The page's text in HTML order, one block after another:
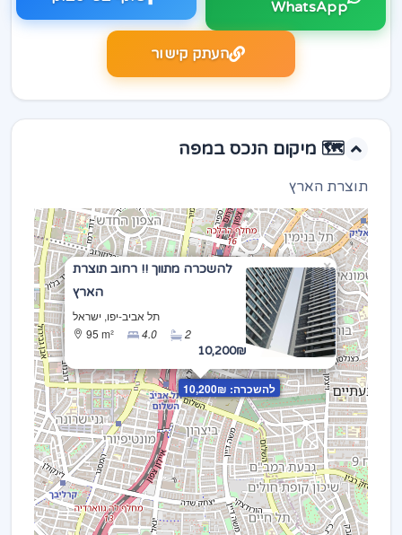
WhatsApp
העתק קישור
🗺️ מיקום הנכס במפה
תוצרת הארץ
להשכרה: 10,200₪
להשכרה מתווך !! רחוב תוצרת
הארץ
תל אביב-יפו, ישראל
95 m²
4.0 2
10,200₪
×